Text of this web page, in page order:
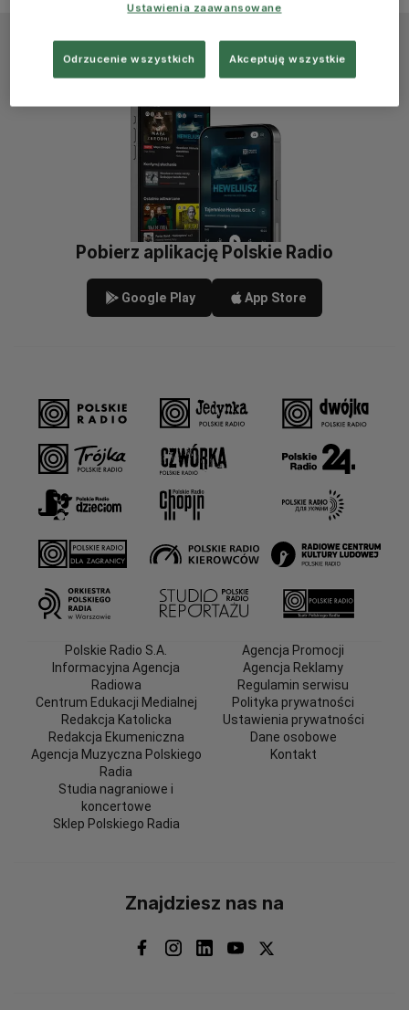
Pobierz aplikację Polskie Radio
Google Play App Store
Polskie Radio S.A.
Informacyjna Agencja
Radiowa
Centrum Edukacji Medialnej
Redakcja Katolicka
Redakcja Ekumeniczna
Agencja Muzyczna Polskiego
Radia
Studia nagraniowe i
koncertowe
Sklep Polskiego Radia
Agencja Promocji
Agencja Reklamy
Regulamin serwisu
Polityka prywatności
Ustawienia prywatności
Dane osobowe
Kontakt
Znajdziesz nas na
Ustawienia zaawansowane
Odrzucenie wszystkich Akceptuję wszystkie